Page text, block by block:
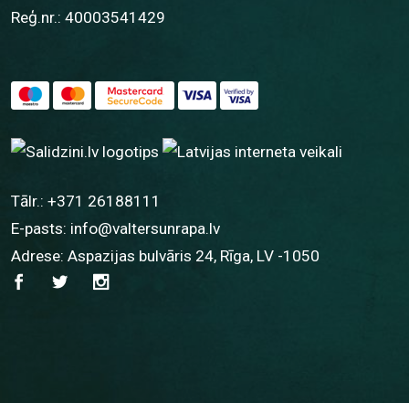
Reģ.nr.: 40003541429
Tālr.: +371 26188111
E-pasts: info@valtersunrapa.lv
Adrese: Aspazijas bulvāris 24, Rīga, LV -1050